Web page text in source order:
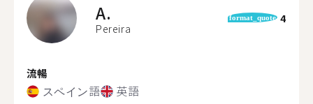
A.
Pereira
format_quote 4
流暢
スペイン語 英語